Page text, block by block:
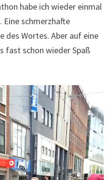
habe ich wieder einmal
Eine schmerzhafte
des Wortes. Aber auf eine
fast schon wieder Spaß